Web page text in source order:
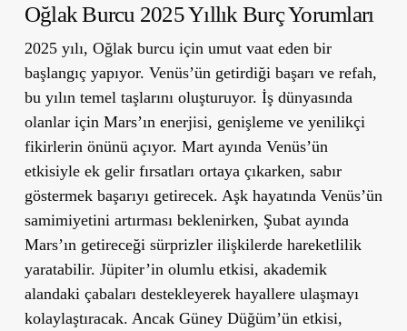
Oğlak Burcu 2025 Yıllık Burç Yorumları
2025 yılı, Oğlak burcu için umut vaat eden bir
başlangıç yapıyor. Venüs’ün getirdiği başarı ve refah,
bu yılın temel taşlarını oluşturuyor. İş dünyasında
olanlar için Mars’ın enerjisi, genişleme ve yenilikçi
fikirlerin önünü açıyor. Mart ayında Venüs’ün
etkisiyle ek gelir fırsatları ortaya çıkarken, sabır
göstermek başarıyı getirecek. Aşk hayatında Venüs’ün
samimiyetini artırması beklenirken, Şubat ayında
Mars’ın getireceği sürprizler ilişkilerde hareketlilik
yaratabilir. Jüpiter’in olumlu etkisi, akademik
alandaki çabaları destekleyerek hayallere ulaşmayı
kolaylaştıracak. Ancak Güney Düğüm’ün etkisi,